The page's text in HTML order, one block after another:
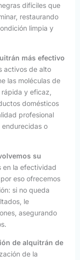
difíciles que
restaurando
limpia y
más efectivo
activos de alto
las moléculas de
y eficaz,
domésticos
profesional
endurecidas o
su
en la efectividad
eso ofrecemos
si no queda
le
asegurando
de alquitrán de
de la